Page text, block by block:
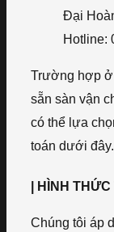
Đại
Hotline:
Trường hợp ở
sẵn sàn vận
có thể lựa
toán dưới đây.
| HÌNH
Chúng tôi áp